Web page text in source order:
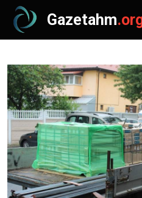
Gazetahm